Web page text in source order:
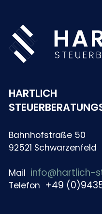
HARTLICH
Bahnhofstraße 50
92521 Schwarzenfeld
Mail info@hartlich-
Telefon +49